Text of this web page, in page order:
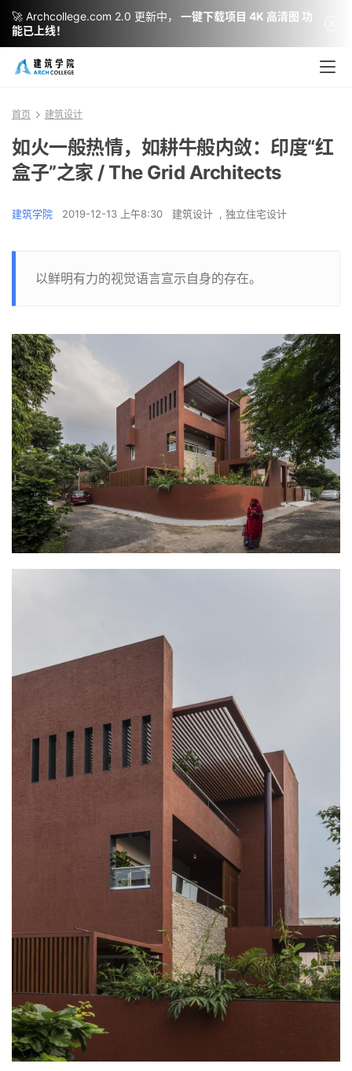
首页 建筑设计
如火一般热情，如耕牛般内敛：印度“红
盒子”之家 / The Grid Architects
建筑学院 2019-12-13 上午8:30 建筑设计 , 独立住宅设计
以鲜明有力的视觉语言宣示自身的存在。
🚀 Archcollege.com 2.0 更新中，
一键下载项目 4K 高清图 功
能已上线！